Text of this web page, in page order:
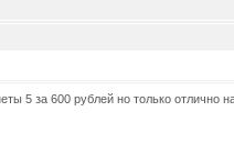
5 за 600 рублей но только отлично